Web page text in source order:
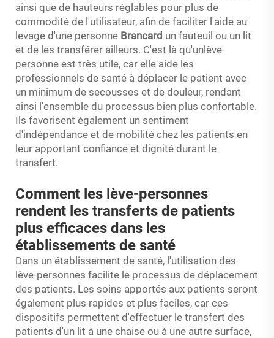
ainsi que de hauteurs réglables pour plus de
commodité de l'utilisateur, afin de faciliter l'aide au
levage d'une personne Brancard un fauteuil ou un lit
et de les transférer ailleurs. C'est là qu'unlève-
personne est très utile, car elle aide les
professionnels de santé à déplacer le patient avec
un minimum de secousses et de douleur, rendant
ainsi l'ensemble du processus bien plus confortable.
Ils favorisent également un sentiment
d'indépendance et de mobilité chez les patients en
leur apportant confiance et dignité durant le
transfert.
Comment les lève-personnes
rendent les transferts de patients
plus efficaces dans les
établissements de santé
Dans un établissement de santé, l'utilisation des
lève-personnes facilite le processus de déplacement
des patients. Les soins apportés aux patients seront
également plus rapides et plus faciles, car ces
dispositifs permettent d'effectuer le transfert des
patients d'un lit à une chaise ou à une autre surface,